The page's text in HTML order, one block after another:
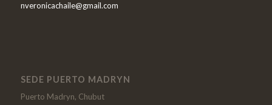
nveronicachaile@gmail.com
SEDE PUERTO MADRYN
Puerto Madryn, Chubut